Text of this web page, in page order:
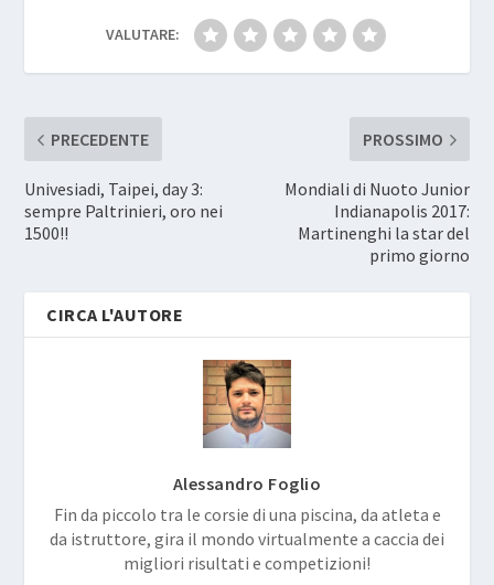
VALUTARE:
PRECEDENTE
Univesiadi, Taipei, day 3:
sempre Paltrinieri, oro nei
1500!!
PROSSIMO
Mondiali di Nuoto Junior
Indianapolis 2017:
Martinenghi la star del
primo giorno
CIRCA L'AUTORE
Alessandro Foglio
Fin da piccolo tra le corsie di una piscina, da atleta e
da istruttore, gira il mondo virtualmente a caccia dei
migliori risultati e competizioni!